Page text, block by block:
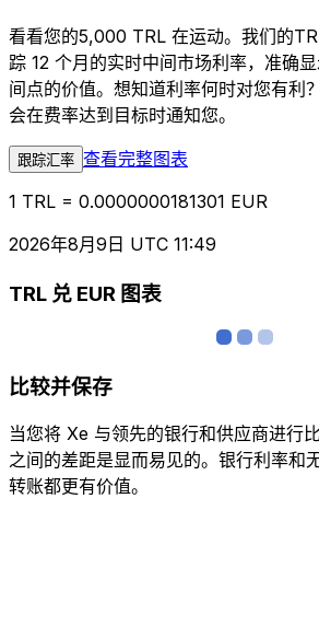
看看您的5,000 TRL 在运动。我们的
踪 12 个月的实时中间市场利率，准确
间点的价值。想知道利率何时对您有利
会在费率达到目标时通知您。
跟踪汇率 查看完整图表
1 TRL = 0.0000000181301 EUR
2026年8月9日 UTC 11:49
TRL 兑 EUR 图表
比较并保存
当您将 Xe 与领先的银行和供应商进行
之间的差距是显而易见的。银行利率和
转账都更有价值。